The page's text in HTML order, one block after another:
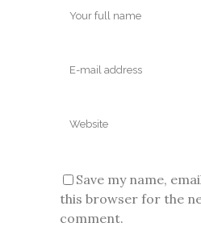
Save my name,
this browser for the
comment.